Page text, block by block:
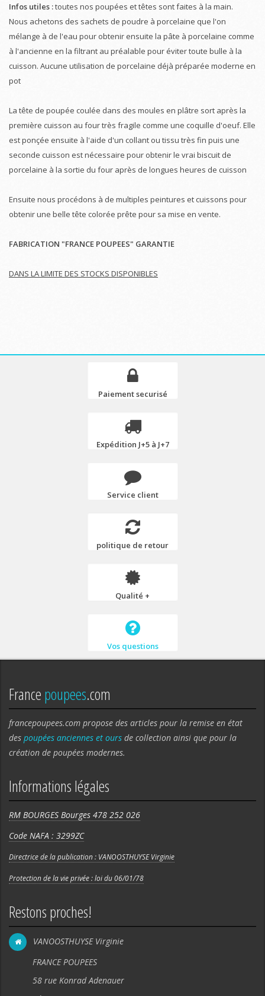
Infos utiles :toutes nos poupées et têtes sont faites à la main.
Nous achetons des sachets de poudre à porcelaine que l'on
mélange à de l'eau pour obtenir ensuite la pâte à porcelaine comme
à l'ancienne en la filtrant au préalable pour éviter toute bulle à la
cuisson. Aucune utilisation de porcelaine déjà préparée moderne en
pot
La tête de poupée coulée dans des moules en plâtre sort après la
première cuisson au four très fragile comme une coquille d'oeuf. Elle
est ponçée ensuite à l'aide d'un collant ou tissu très fin puis une
seconde cuisson est nécessaire pour obtenir le vrai biscuit de
porcelaine à la sortie du four après de longues heures de cuisson
Ensuite nous procédons à de multiples peintures et cuissons pour
obtenir une belle tête colorée prête pour sa mise en vente.
FABRICATION "FRANCE POUPEES" GARANTIE
DANS LA LIMITE DES STOCKS DISPONIBLES
Paiement securisé
Expédition J+5 à J+7
Service client
politique de retour
Qualité +
Vos questions
Francepoupees.com
francepoupees.com propose des articles pour la remise en état
des poupées anciennes et ours de collection ainsi que pour la
création de poupées modernes.
Informations légales
RM BOURGES Bourges 478 252 026
Code NAFA : 3299ZC
Directrice de la publication : VANOOSTHUYSE Virginie
Protection de la vie privée : loi du 06/01/78
Restons proches!
VANOOSTHUYSE Virginie
FRANCE POUPEES
58 rue Konrad Adenauer